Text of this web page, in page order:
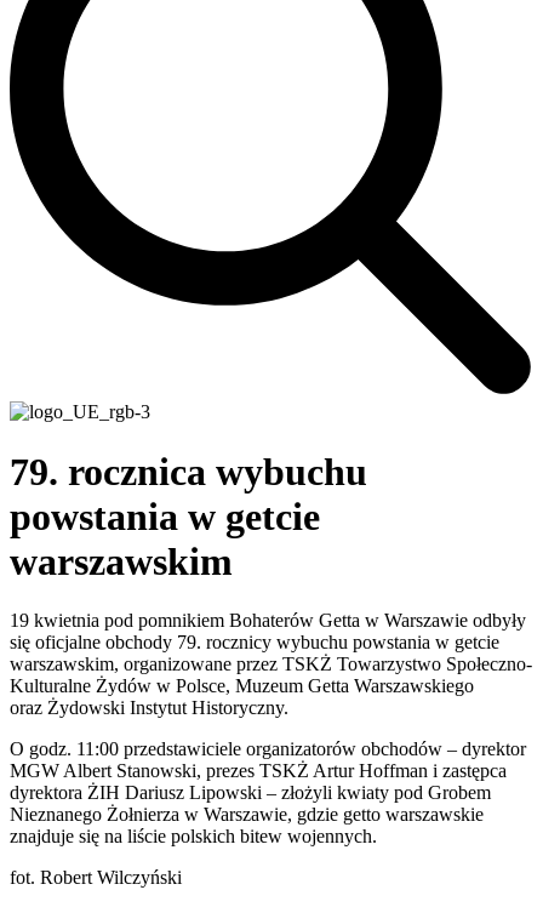
79. rocznica wybuchu
powstania w getcie
warszawskim
19 kwietnia pod pomnikiem Bohaterów Getta w Warszawie odbyły
się oficjalne obchody 79. rocznicy wybuchu powstania w getcie
warszawskim, organizowane przez TSKŻ Towarzystwo Społeczno-
Kulturalne Żydów w Polsce, Muzeum Getta Warszawskiego
oraz Żydowski Instytut Historyczny.
O godz. 11:00 przedstawiciele organizatorów obchodów – dyrektor
MGW Albert Stanowski, prezes TSKŻ Artur Hoffman i zastępca
dyrektora ŻIH Dariusz Lipowski – złożyli kwiaty pod Grobem
Nieznanego Żołnierza w Warszawie, gdzie getto warszawskie
znajduje się na liście polskich bitew wojennych.
fot. Robert Wilczyński